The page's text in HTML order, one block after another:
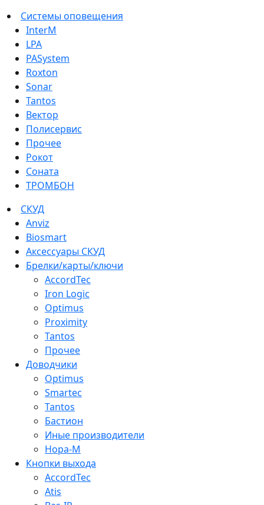
Системы оповещения
InterM
LPA
PASystem
Roxton
Sonar
Tantos
Вектор
Полисервис
Прочее
Рокот
Соната
ТРОМБОН
СКУД
Anviz
Biosmart
Аксессуары СКУД
Брелки/карты/ключи
AccordTec
Iron Logic
Optimus
Proximity
Tantos
Прочее
Доводчики
Optimus
Smartec
Tantos
Бастион
Иные производители
Нора-М
Кнопки выхода
AccordTec
Atis